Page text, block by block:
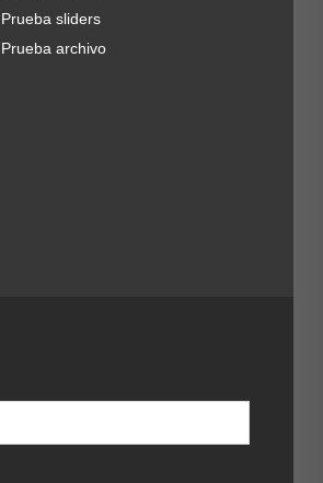
Prueba sliders
Prueba archivo